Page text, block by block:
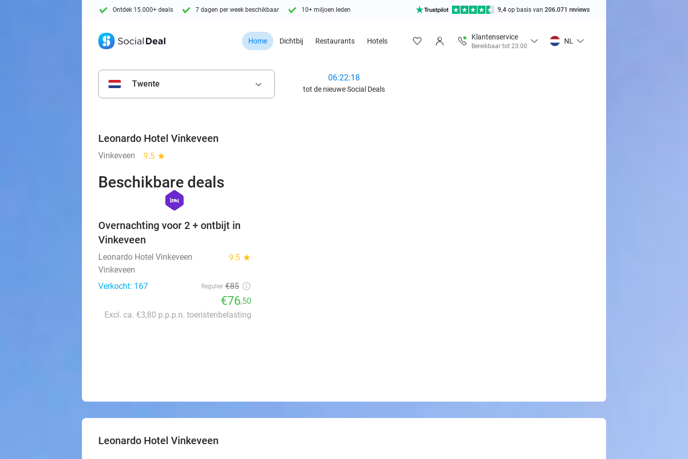
Ontdek 15.000+ deals 7 dagen per week beschikbaar 10+ miljoen leden 9,4 op basis van 206.071 reviews
Home Dichtbij Restaurants Hotels
Klantenservice
Bereikbaar tot 23:00
NL
Twente keyboard_arrow_down
06:22:16
tot de nieuwe Social Deals
Leonardo Hotel Vinkeveen
Vinkeveen 9.5 star
Beschikbare deals
hexagon
hotel
Overnachting voor 2 + ontbijt in
Vinkeveen
Leonardo Hotel Vinkeveen 9.5 star
Vinkeveen
Verkocht: 167
Regulier €85
€76,50
Excl. ca. €3,80 p.p.p.n. toeristenbelasting
Leonardo Hotel Vinkeveen